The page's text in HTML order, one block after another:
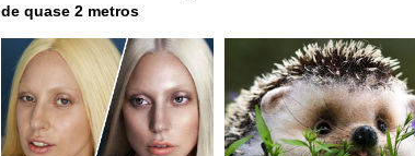
de quase 2 metros